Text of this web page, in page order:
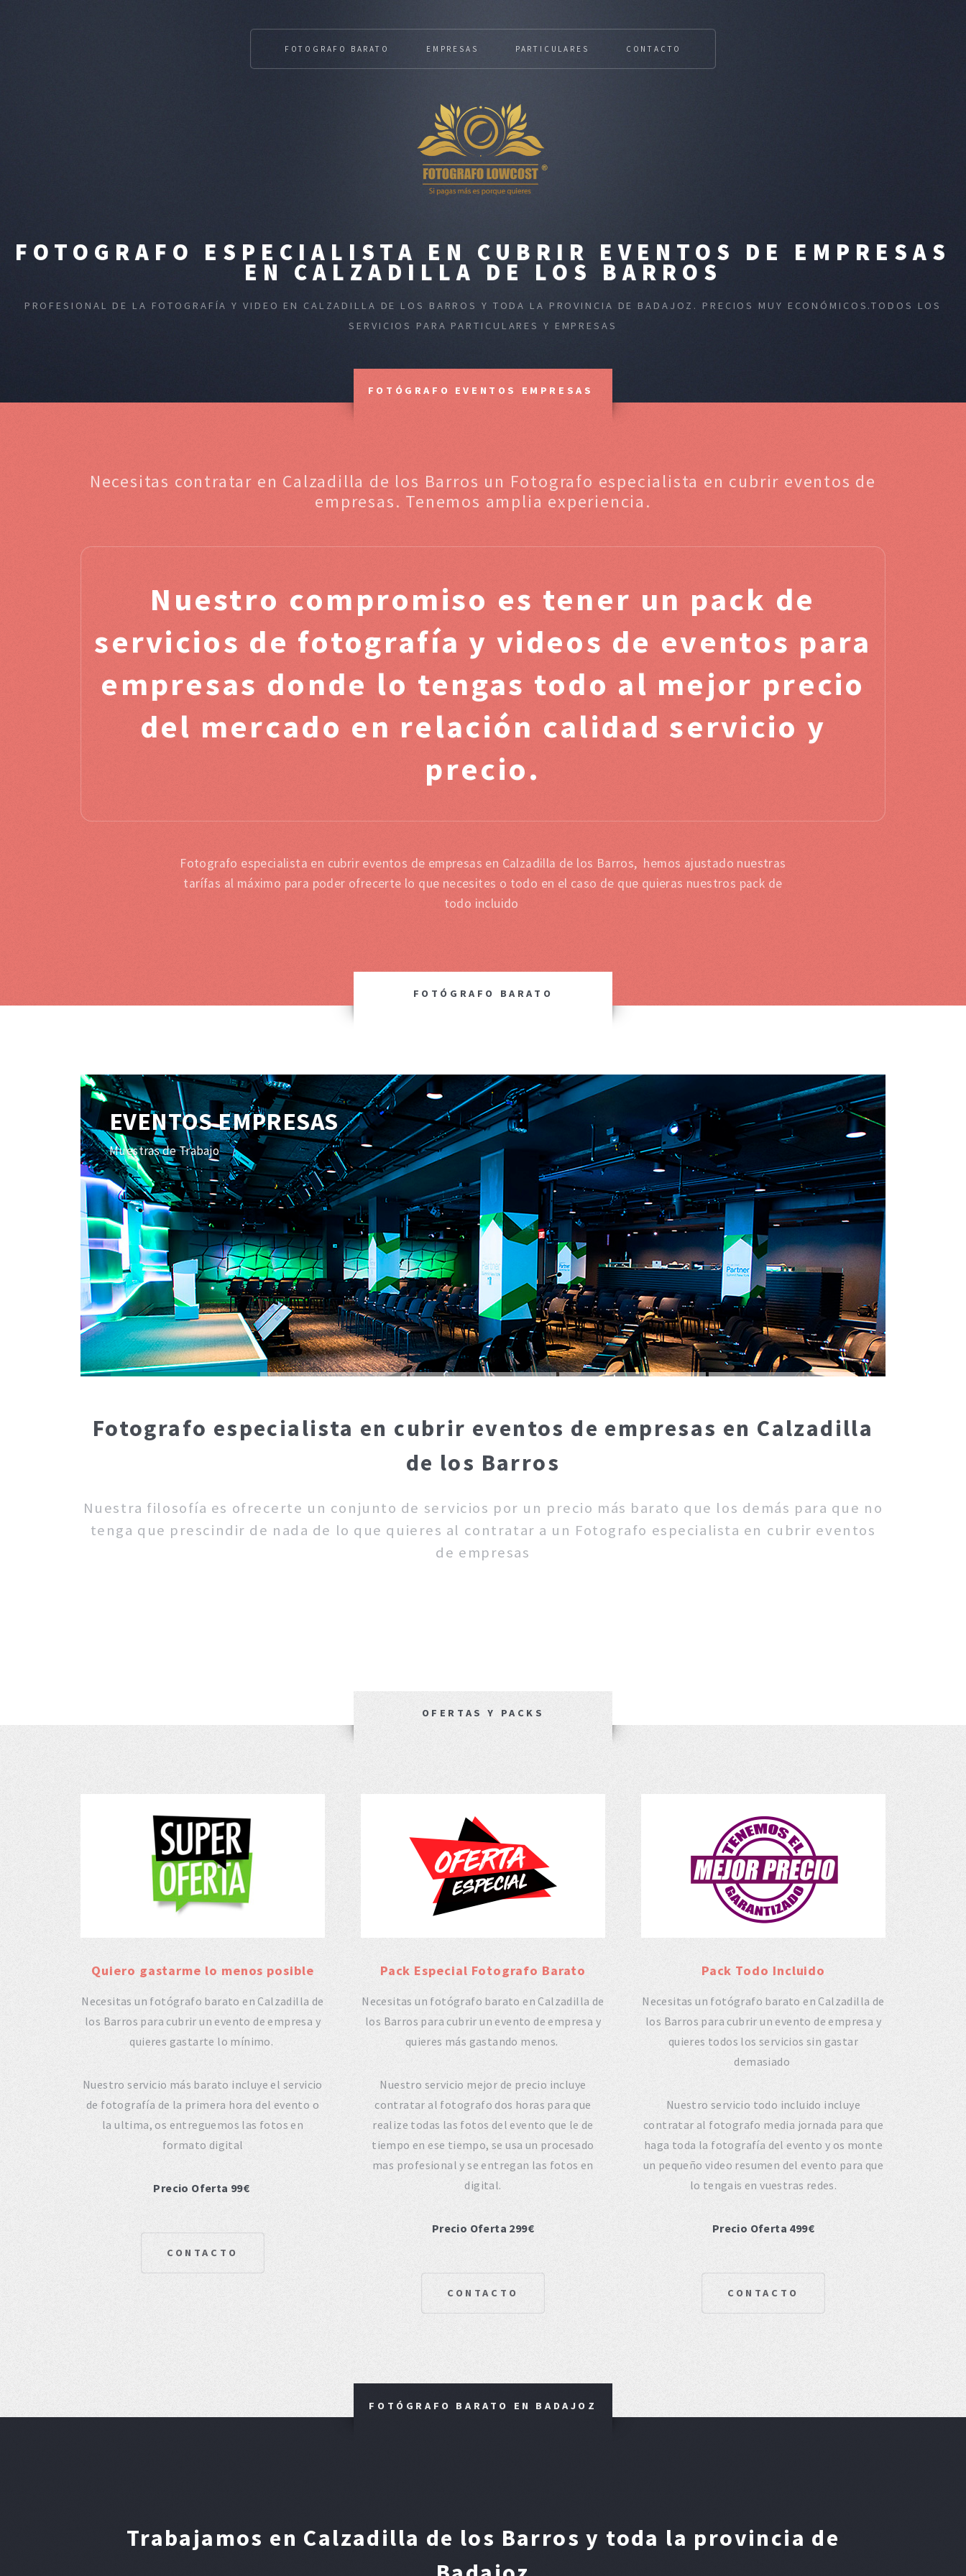
FOTOGRAFO ESPECIALISTA EN CUBRIR EVENTOS DE EMPRESAS
EN CALZADILLA DE LOS BARROS
PROFESIONAL DE LA FOTOGRAFÍA Y VIDEO EN CALZADILLA DE LOS BARROS Y TODA LA PROVINCIA DE BADAJOZ. PRECIOS MUY ECONÓMICOS.TODOS LOS
SERVICIOS PARA PARTICULARES Y EMPRESAS
FOTOGRAFO BARATO EMPRESAS PARTICULARES CONTACTO
FOTÓGRAFO EVENTOS EMPRESAS
Necesitas contratar en Calzadilla de los Barros un Fotografo especialista en cubrir eventos de
empresas. Tenemos amplia experiencia.
Nuestro compromiso es tener un pack de
servicios de fotografía y videos de eventos para
empresas donde lo tengas todo al mejor precio
del mercado en relación calidad servicio y
precio.
Fotografo especialista en cubrir eventos de empresas en Calzadilla de los Barros, hemos ajustado nuestras
tarífas al máximo para poder ofrecerte lo que necesites o todo en el caso de que quieras nuestros pack de
todo incluido
FOTÓGRAFO BARATO
EVENTOS EMPRESAS
Muestras de Trabajo
Fotografo especialista en cubrir eventos de empresas en Calzadilla
de los Barros
Nuestra filosofía es ofrecerte un conjunto de servicios por un precio más barato que los demás para que no
tenga que prescindir de nada de lo que quieres al contratar a un Fotografo especialista en cubrir eventos
de empresas
OFERTAS Y PACKS
Quiero gastarme lo menos posible
Necesitas un fotógrafo barato en Calzadilla de
los Barros para cubrir un evento de empresa y
quieres gastarte lo mínimo.
Nuestro servicio más barato incluye el servicio
de fotografía de la primera hora del evento o
la ultima, os entreguemos las fotos en
formato digital
Precio Oferta 99€
CONTACTO
Pack Especial Fotografo Barato
Necesitas un fotógrafo barato en Calzadilla de
los Barros para cubrir un evento de empresa y
quieres más gastando menos.
Nuestro servicio mejor de precio incluye
contratar al fotografo dos horas para que
realize todas las fotos del evento que le de
tiempo en ese tiempo, se usa un procesado
mas profesional y se entregan las fotos en
digital.
Precio Oferta 299€
CONTACTO
Pack Todo Incluido
Necesitas un fotógrafo barato en Calzadilla de
los Barros para cubrir un evento de empresa y
quieres todos los servicios sin gastar
demasiado
Nuestro servicio todo incluido incluye
contratar al fotografo media jornada para que
haga toda la fotografía del evento y os monte
un pequeño video resumen del evento para que
lo tengais en vuestras redes.
Precio Oferta 499€
CONTACTO
FOTÓGRAFO BARATO EN BADAJOZ
Trabajamos en Calzadilla de los Barros y toda la provincia de